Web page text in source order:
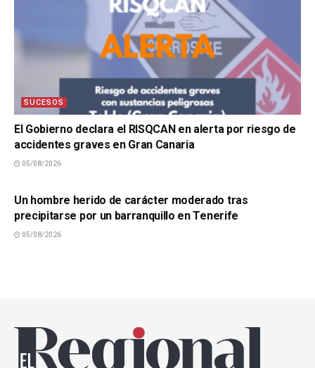
SUCESOS
El Gobierno declara el RISQCAN en alerta por riesgo de
accidentes graves en Gran Canaria
05/08/2026
Un hombre herido de carácter moderado tras
precipitarse por un barranquillo en Tenerife
05/08/2026